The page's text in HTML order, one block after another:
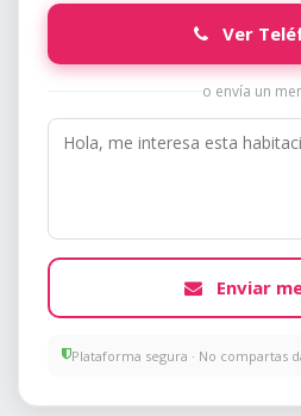
Ver
o envía un
Enviar
Plataforma segura · No compartas